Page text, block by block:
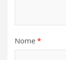
Nome *